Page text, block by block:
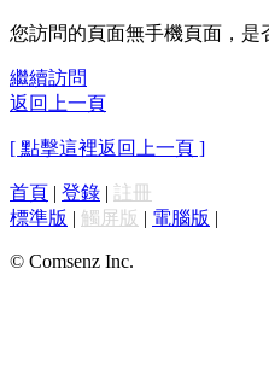
您訪問的頁面無手機頁面，是
繼續訪問
返回上一頁
[ 點擊這裡返回上一頁 ]
首頁 | 登錄 | 註冊
標準版 | 觸屏版 | 電腦版 |
© Comsenz Inc.